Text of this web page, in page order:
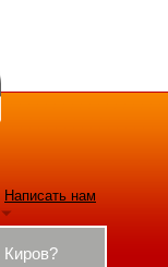
Написать нам
Киров?